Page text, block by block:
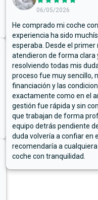
06/05/2026
He comprado mi coche
experiencia ha sido
esperaba. Desde el
atendieron de forma clara
resolviendo todas mis
proceso fue muy sencillo,
financiación y las
exactamente como en el
gestión fue rápida y sin
que trabajan de forma
equipo detrás pendiente
duda volvería a confiar en
recomendaría a
coche con tranquilidad.